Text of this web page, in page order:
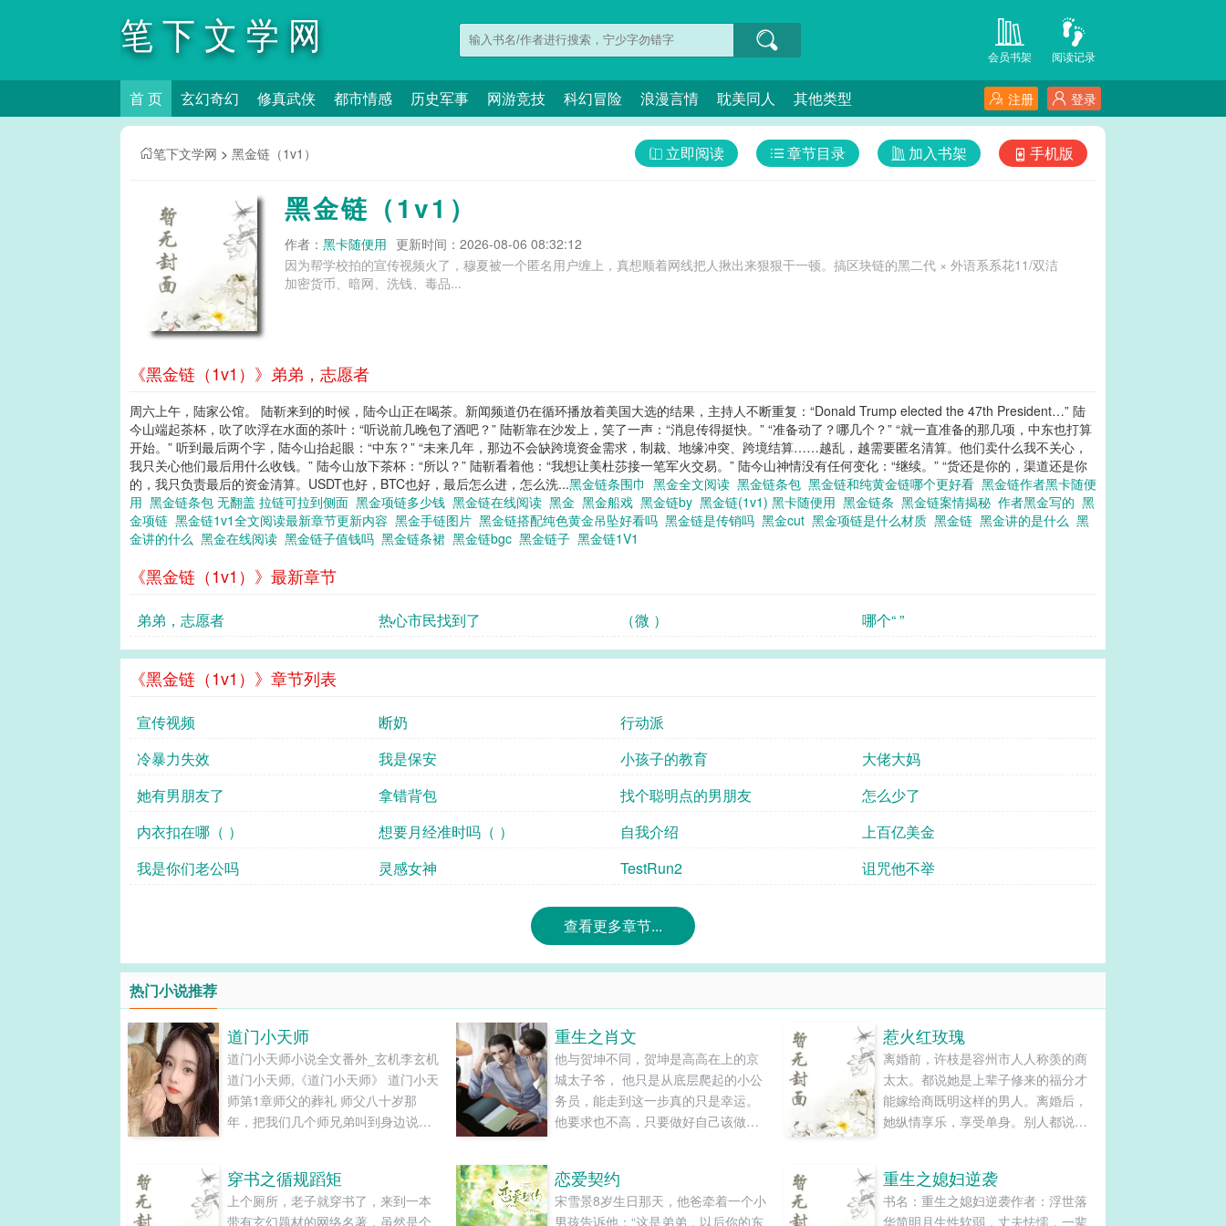
笔下文学网 阅读记录
会员书架
首 页 玄幻奇幻 修真武侠 都市情感 历史军事 网游竞技 科幻冒险 浪漫言情 耽美同人 其他类型 登录
注册
笔下文学网 > 黑金链（1v1） 手机版
加入书架
章节目录
立即阅读
黑金链（1v1）
作者： 黑卡随便用 更新时间：2026-08-06 08:32:12
因为帮学校拍的宣传视频火了，穆夏被一个匿名用户缠上，真想顺着网线把人揪出来狠狠干一顿。搞区块链的黑二代 × 外语系系花11/双洁
加密货币、暗网、洗钱、毒品...
《黑金链（1v1）》弟弟，志愿者
周六上午，陆家公馆。 陆靳来到的时候，陆今山正在喝茶。新闻频道仍在循环播放着美国大选的结果，主持人不断重复：“Donald Trump elected the 47th President…” 陆
今山端起茶杯，吹了吹浮在水面的茶叶：“听说前几晚包了酒吧？” 陆靳靠在沙发上，笑了一声：“消息传得挺快。” “准备动了？哪几个？” “就一直准备的那几项，中东也打算
开始。” 听到最后两个字，陆今山抬起眼：“中东？” “未来几年，那边不会缺跨境资金需求，制裁、地缘冲突、跨境结算……越乱，越需要匿名清算。他们卖什么我不关心，
我只关心他们最后用什么收钱。” 陆今山放下茶杯：“所以？” 陆靳看着他：“我想让美杜莎接一笔军火交易。” 陆今山神情没有任何变化：“继续。” “货还是你的，渠道还是你
的，我只负责最后的资金清算。USDT也好，BTC也好，最后怎么进，怎么洗...黑金链条围巾 黑金全文阅读 黑金链条包 黑金链和纯黄金链哪个更好看 黑金链作者黑卡随便
用 黑金链条包 无翻盖 拉链可拉到侧面 黑金项链多少钱 黑金链在线阅读 黑金 黑金船戏 黑金链by 黑金链(1v1) 黑卡随便用 黑金链条 黑金链案情揭秘 作者黑金写的 黑
金项链 黑金链1v1全文阅读最新章节更新内容 黑金手链图片 黑金链搭配纯色黄金吊坠好看吗 黑金链是传销吗 黑金cut 黑金项链是什么材质 黑金链 黑金讲的是什么 黑
金讲的什么 黑金在线阅读 黑金链子值钱吗 黑金链条裙 黑金链bgc 黑金链子 黑金链1V1
《黑金链（1v1）》最新章节
弟弟，志愿者 热心市民找到了 （微 ） 哪个“ ”
《黑金链（1v1）》章节列表
宣传视频 断奶
行动派
冷暴力失效
我是保安 小孩子的教育
大佬大妈
她有男朋友了
拿错背包 找个聪明点的男朋友
怎么少了
内衣扣在哪（ ）
想要月经准时吗（ ） 自我介绍
上百亿美金
我是你们老公吗
灵感女神 TestRun2 诅咒他不举
查看更多章节...
热门小说推荐
道门小天师
道门小天师小说全文番外_玄机李玄机
道门小天师,《道门小天师》 道门小天
师第1章师父的葬礼 师父八十岁那
年，把我们几个师兄弟叫到身边说，
全城轰动，成百上千的村民走上山，
为他们心目中的老神仙送最后一
重生之肖文
他与贺坤不同，贺坤是高高在上的京
城太子爷， 他只是从底层爬起的小公
务员，能走到这一步真的只是幸运。
他要求也不高，只要做好自己该做的
的点上。 别人都以为他们是政敌，但
只有自己才知道，贺坤是他想躲避却
惹火红玫瑰
离婚前，许枝是容州市人人称羡的商
太太。都说她是上辈子修来的福分才
能嫁给商既明这样的男人。离婚后，
她纵情享乐，享受单身。别人都说许
穿书之循规蹈矩
上个厕所，老子就穿书了，来到一本
带有玄幻题材的网络名著，虽然是个
恋爱契约
宋雪景8岁生日那天，他爸牵着一个小
男孩告诉他：“这是弟弟，以后你的东
重生之媳妇逆袭
书名：重生之媳妇逆袭作者：浮世落
华简明月生性软弱，丈夫怯懦，一辈